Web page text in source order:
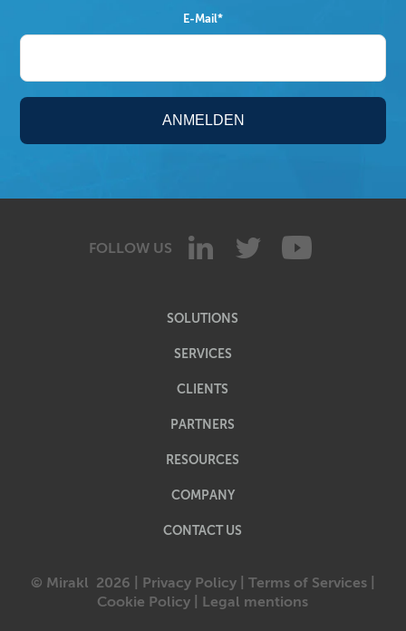
E-Mail*
FOLLOW US
SOLUTIONS
SERVICES
CLIENTS
PARTNERS
RESOURCES
COMPANY
CONTACT US
© Mirakl 2026 | Privacy Policy| Terms of Services|
Cookie Policy
Legal mentions